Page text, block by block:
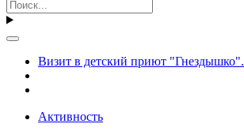
Визит в детский приют "Гнездышко".
Активность